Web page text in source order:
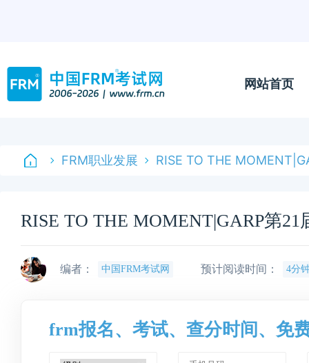
网站首页
FRM职业发展 RISE TO THE
RISE TO THE MOMENT|GARP第
编者： 中国FRM考试网 预计阅读时间： 4分
frm报名、考试、查分时间、免